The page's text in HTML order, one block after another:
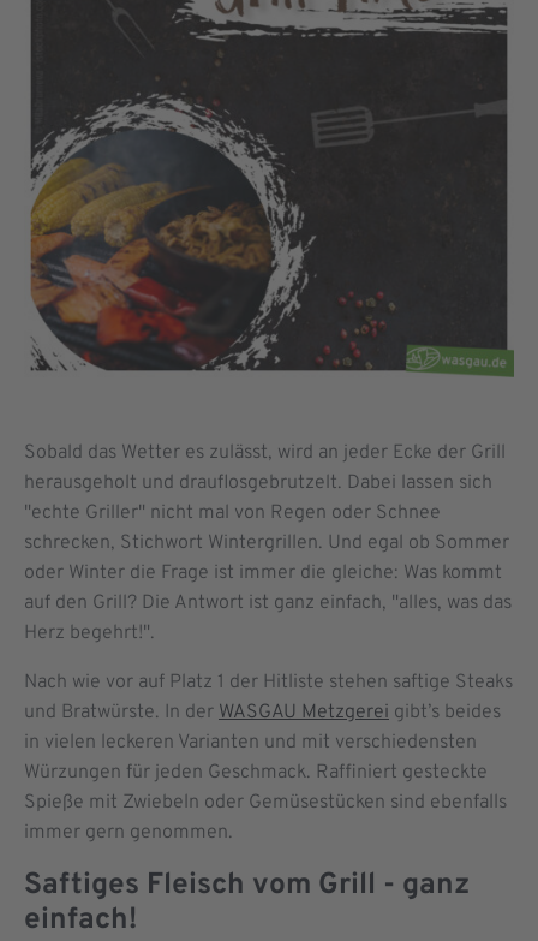
Sobald das Wetter es zulässt, wird an jeder Ecke der Grill
herausgeholt und drauflosgebrutzelt. Dabei lassen sich
"echte Griller" nicht mal von Regen oder Schnee
schrecken, Stichwort Wintergrillen. Und egal ob Sommer
oder Winter die Frage ist immer die gleiche: Was kommt
auf den Grill? Die Antwort ist ganz einfach, "alles, was das
Herz begehrt!".
Nach wie vor auf Platz 1 der Hitliste stehen saftige Steaks
und Bratwürste. In der WASGAU Metzgerei gibt’s beides
in vielen leckeren Varianten und mit verschiedensten
Würzungen für jeden Geschmack. Raffiniert gesteckte
Spieße mit Zwiebeln oder Gemüsestücken sind ebenfalls
immer gern genommen.
Saftiges Fleisch vom Grill - ganz
einfach!